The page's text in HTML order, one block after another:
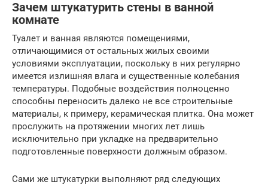
Зачем штукатурить стены в ванной
комнате
Туалет и ванная являются помещениями,
отличающимися от остальных жилых своими
условиями эксплуатации, поскольку в них регулярно
имеется излишняя влага и существенные колебания
температуры. Подобные воздействия полноценно
способны переносить далеко не все строительные
материалы, к примеру, керамическая плитка. Она может
прослужить на протяжении многих лет лишь
исключительно при укладке на предварительно
подготовленные поверхности должным образом.
Сами же штукатурки выполняют ряд следующих